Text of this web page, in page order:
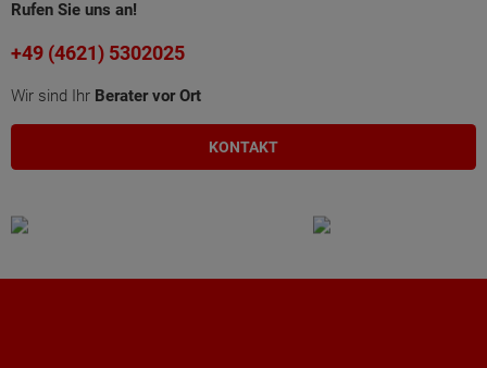
Rufen Sie uns an!
+49 (4621) 5302025
Wir sind Ihr Berater vor Ort
KONTAKT